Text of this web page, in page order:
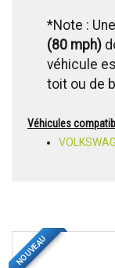
*Note :
(80 mph)
véhicule
toit ou de
Véhicules
NOUVEAU